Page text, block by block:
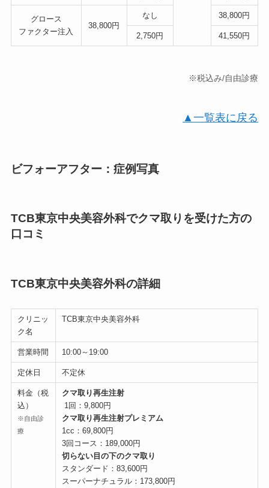
グロース
ファクター注入
38,800円
なし 38,800円
2,750円 41,550円
※税込み/自由診療
▲一覧表に戻る
ビフォーアフター：症例写真
TCB東京中央美容外科でクマ取りを受けた方の
口コミ
TCB東京中央美容外科の詳細
クリニッ
ク名
TCB東京中央美容外科
営業時間 10:00～19:00
定休日 不定休
料金（税
込）
※自由診
療
クマ取り再生注射
1回：9,800円
クマ取り再生注射プレミアム
1cc：69,800円
3回コース：189,000円
切らない目の下のクマ取り
スタンダード：83,600円
スーパーナチュラル：173,800円